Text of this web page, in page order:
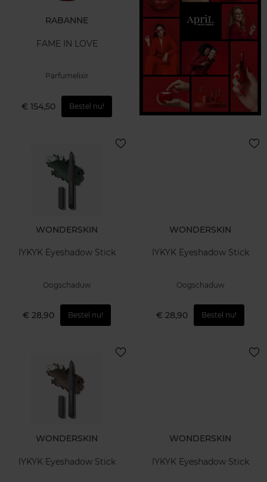
RABANNE
FAME IN LOVE
Parfumelixir
€ 154,50 Bestel nu!
WONDERSKIN
IYKYK Eyeshadow Stick
Oogschaduw
€ 28,90 Bestel nu!
WONDERSKIN
IYKYK Eyeshadow Stick
Oogschaduw
€ 28,90 Bestel nu!
WONDERSKIN
IYKYK Eyeshadow Stick
WONDERSKIN
IYKYK Eyeshadow Stick